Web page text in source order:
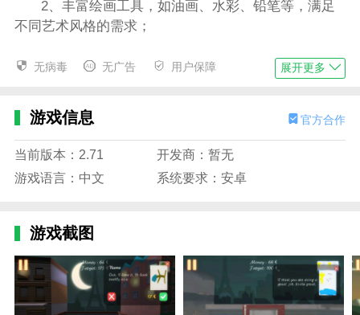
2、丰富绘画工具，如油画、水彩、铅笔等，满足
不同艺术风格的需求；
3、虚拟画廊，展示玩家的作品，欣赏其他艺术家
的创作，促进交流。
4、选择不同的画布和工具，创作出独特的作品，
运用层次、色彩、线条等元素
艺术家绘画模拟器手机版特色
1、创新学习模式，通过游戏提供绘画技巧和艺术
2、自由创作模式，不受限制地发挥创造力，将想
3、社交分享平台，与全球玩家交流分享作品，激
发跨文化创意碰撞。
无病毒 无广告 用户保障 展开更多
游戏信息 官方合作
当前版本：2.71
开发商：暂无
游戏语言：中文
系统要求：安卓
游戏截图